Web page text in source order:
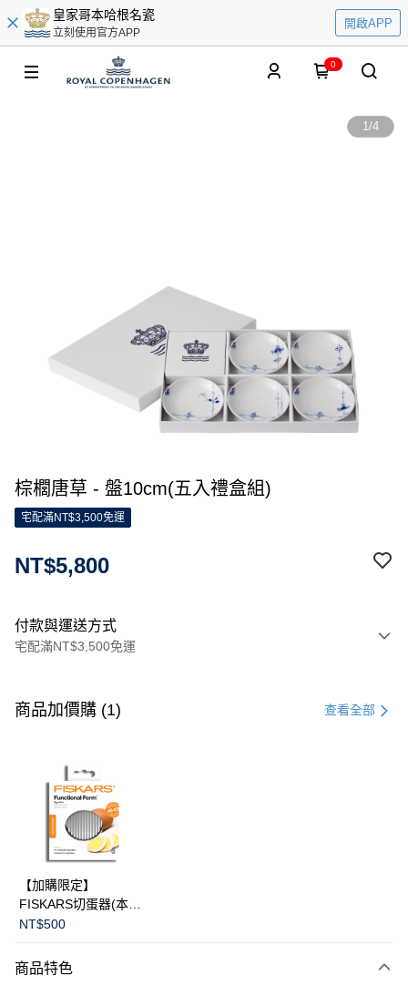
皇家哥本哈根名瓷
立刻使用官方APP
開啟APP
0
1/4
棕櫚唐草 - 盤10cm(五入禮盒組)
宅配滿NT$3,500免運
NT$5,800
付款與運送方式
宅配滿NT$3,500免運
信用卡一次付款
3 期 0 利率 每期
合作金庫商業銀行
華南商業銀行
上海商業儲蓄銀行
國泰世華商業銀行
臺灣中小企業銀行
匯豐（台灣）商業銀行
聯邦商業銀行
元大商業銀行
台新國際商業銀行
LINE Pay
Apple Pay
運送方式
黑貓宅急便
商品加價購 (1) 查看全部
【加購限定】
FISKARS切蛋器(本商
品不提供破損保證)
NT$500
商品特色